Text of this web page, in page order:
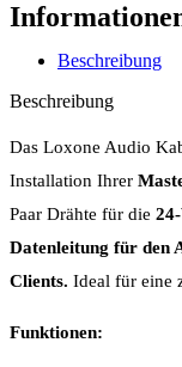
Beschreibung
Beschreibung
Das Loxone Audio
Installation Ihrer
Paar Drähte für die
Datenleitung für den
Clients. Ideal für eine
Funktionen: